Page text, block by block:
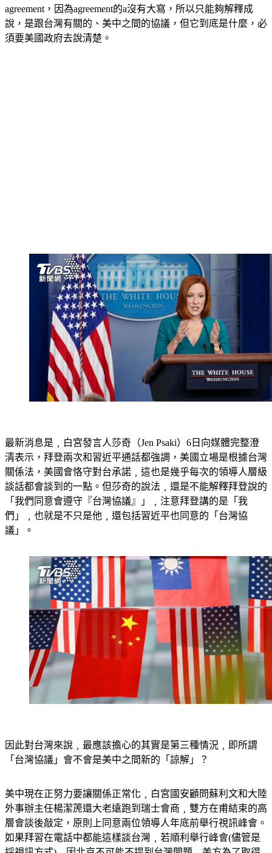
agreement，因為agreement的a沒有大寫，所以只能夠解釋成
說，是跟台灣有關的、美中之間的協議，但它到底是什麼，必
須要美國政府去說清楚。
最新消息是﹐白宮發言人莎奇（Jen Psaki）6日向媒體完整澄
清表示，拜登兩次和習近平通話都強調，美國立場是根據台灣
關係法，美國會恪守對台承諾﹐這也是幾乎每次的領導人層級
談話都會談到的一點。但莎奇的說法﹐還是不能解釋拜登說的
「我們同意會遵守『台灣協議』」﹐注意拜登講的是「我
們」﹐也就是不只是他﹐還包括習近平也同意的「台灣協
議」。
因此對台灣來說﹐最應該擔心的其實是第三種情況﹐即所謂
「台灣協議」會不會是美中之間新的「諒解」？
美中現在正努力要讓關係正常化﹐白宮國安顧問蘇利文和大陸
外事辦主任楊潔箎還大老遠跑到瑞士會商﹐雙方在甫結束的高
層會談後敲定，原則上同意兩位領導人年底前舉行視訊峰會。
如果拜習在電話中都能這樣談台灣﹐若順利舉行峰會(儘管是